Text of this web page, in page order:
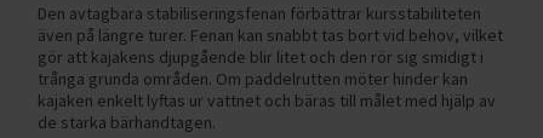
Den avtagbara stabiliseringsfenan förbättrar kursstabiliteten
även på längre turer. Fenan kan snabbt tas bort vid behov, vilket
gör att kajakens djupgående blir litet och den rör sig smidigt i
trånga grunda områden. Om paddelrutten möter hinder kan
kajaken enkelt lyftas ur vattnet och bäras till målet med hjälp av
de starka bärhandtagen.